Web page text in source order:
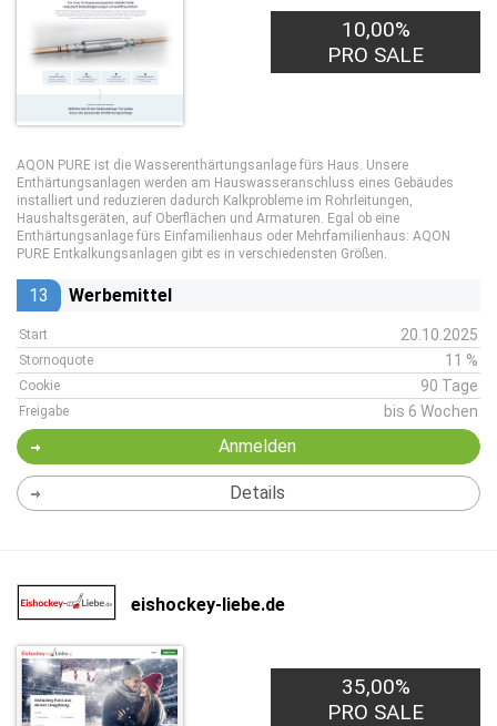
100,00€
PRO LEAD
10,00%
PRO SALE
AQON PURE ist die Wasserenthärtungsanlage fürs Haus. Unsere
Enthärtungsanlagen werden am Hauswasseranschluss eines Gebäudes
installiert und reduzieren dadurch Kalkprobleme im Rohrleitungen,
Haushaltsgeräten, auf Oberflächen und Armaturen. Egal ob eine
Enthärtungsanlage fürs Einfamilienhaus oder Mehrfamilienhaus: AQON
PURE Entkalkungsanlagen gibt es in verschiedensten Größen.
13 Werbemittel
Start 20.10.2025
Stornoquote 11 %
Cookie 90 Tage
Freigabe bis 6 Wochen
Anmelden
Details
eishockey-liebe.de
35,00%
PRO SALE